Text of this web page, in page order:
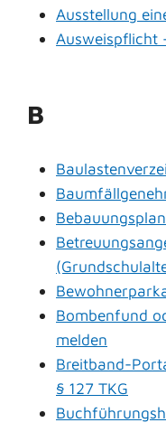
Ausstellung
Ausweispflicht
B
Bombenfund
melden
Breitband-
§ 127 TKG